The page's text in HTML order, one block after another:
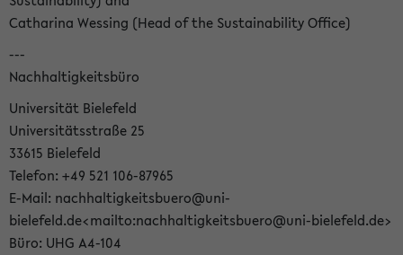
Catharina Wessing (Head of the Sustainability Office)
---
Nachhaltigkeitsbüro
Universität Bielefeld
Universitätsstraße 25
33615 Bielefeld
Telefon: +49 521 106-87965
E-Mail: nachhaltigkeitsbuero@uni-
bielefeld.de<mailto:nachhaltigkeitsbuero@uni-bielefeld.de>
Büro: UHG A4-104